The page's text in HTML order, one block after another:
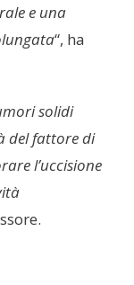
e una
“, ha
solidi
del fattore di
l’uccisione